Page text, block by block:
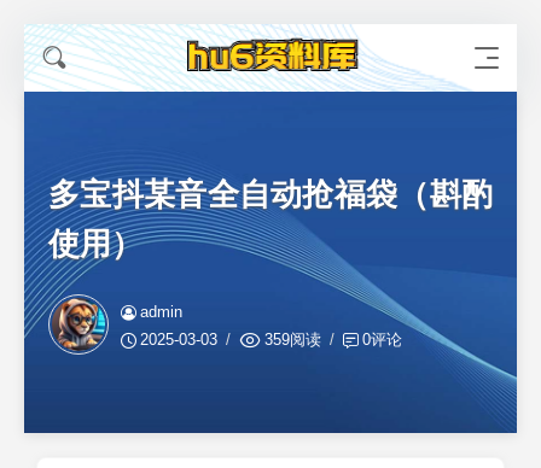
多宝抖某音全自动抢福袋（斟酌
使用）
admin
2025-03-03
359阅读 0评论